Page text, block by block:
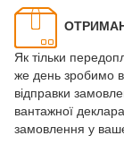
Як тільки
же день зробимо
відправки
вантажної
замовлення у